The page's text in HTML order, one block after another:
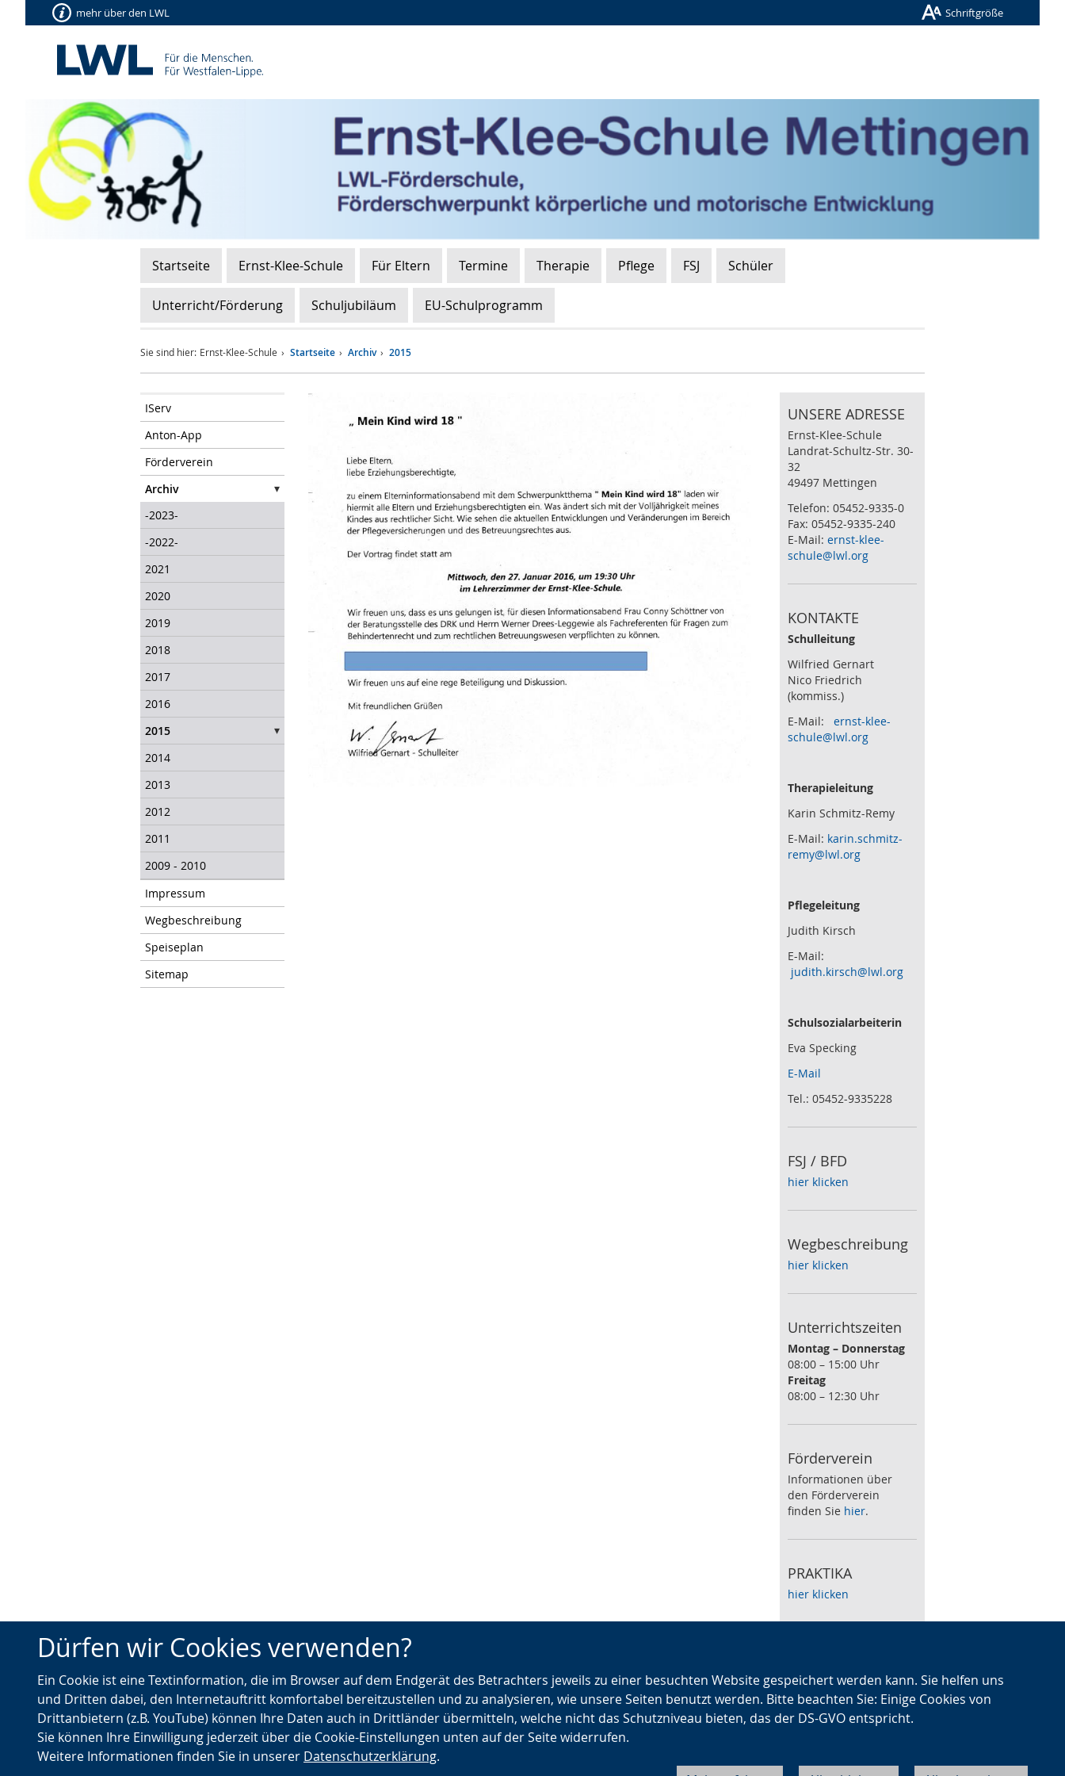
Dürfen wir Cookies verwenden?
Ein Cookie ist eine Textinformation, die im Browser auf dem Endgerät des Betrachters jeweils zu einer besuchten Website gespeichert werden kann. Sie helfen uns
und Dritten dabei, den Internetauftritt komfortabel bereitzustellen und zu analysieren, wie unsere Seiten benutzt werden. Bitte beachten Sie: Einige Cookies von
Drittanbietern (z.B. YouTube) können Ihre Daten auch in Drittländer übermitteln, welche nicht das Schutzniveau bieten, das der DS-GVO entspricht.
Sie können Ihre Einwilligung jederzeit über die Cookie-Einstellungen unten auf der Seite widerrufen.
Weitere Informationen finden Sie in unserer Datenschutzerklärung.
mehr über den LWL Schriftgröße
Startseite Ernst-Klee-Schule Für Eltern Termine Therapie Pflege FSJ Schüler
Unterricht/Förderung Schuljubiläum EU-Schulprogramm
Sie sind hier: Ernst-Klee-Schule Startseite Archiv 2015
IServ
Anton-App
Förderverein
Archiv
-2023-
-2022-
2021
2020
2019
2018
2017
2016
2015
2014
2013
2012
2011
2009 - 2010
Impressum
Wegbeschreibung
Speiseplan
Sitemap
UNSERE ADRESSE
Ernst-Klee-Schule
Landrat-Schultz-Str. 30-
32
49497 Mettingen
Telefon: 05452-9335-0
Fax: 05452-9335-240
E-Mail:ernst-klee-
schule@lwl.org
KONTAKTE
Schulleitung
Wilfried Gernart
Nico Friedrich
(kommiss.)
E-Mail:ernst-klee-
schule@lwl.org
Therapieleitung
Karin Schmitz-Remy
E-Mail: karin.schmitz-
remy@lwl.org
Pflegeleitung
Judith Kirsch
E-Mail:
judith.kirsch@lwl.org
Schulsozialarbeiterin
Eva Specking
E-Mail
Tel.: 05452-9335228
FSJ / BFD
hier klicken
Wegbeschreibung
hier klicken
Unterrichtszeiten
Montag – Donnerstag
08:00 – 15:00 Uhr
Freitag
08:00 – 12:30 Uhr
Förderverein
Informationen über
den Förderverein
finden Sie hier.
PRAKTIKA
hier klicken
Zum wöchentlichen
Speiseplan klicken Sie
hier.